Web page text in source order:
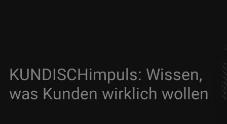
KUNDISCHimpuls: Wissen,
was Kunden wirklich wollen